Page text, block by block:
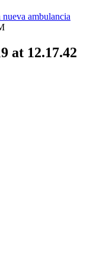
ambulancia
at 12.17.42